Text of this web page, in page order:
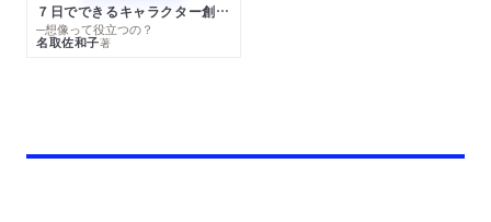
７日でできるキャラクター創作入門
─想像って役立つの？
名取佐和子著